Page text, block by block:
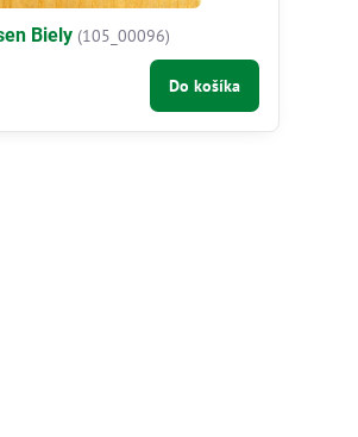
Biely (105_00096)
Do košíka